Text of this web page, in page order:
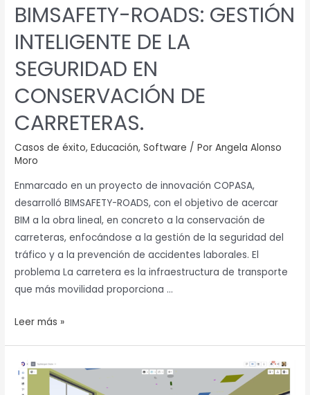
BIMSAFETY-ROADS: GESTIÓN
INTELIGENTE DE LA
SEGURIDAD EN
CONSERVACIÓN DE
CARRETERAS.
Casos de éxito,Educación,Software / PorAngela Alonso
Moro
Enmarcado en un proyecto de innovación COPASA,
desarrolló BIMSAFETY-ROADS, con el objetivo de acercar
BIM a la obra lineal, en concreto a la conservación de
carreteras, enfocándose a la gestión de la seguridad del
tráfico y a la prevención de accidentes laborales. El
problema La carretera es la infraestructura de transporte
que más movilidad proporciona …
BIMSAFETY-
GESTIÓN
INTELIGENTE
DE
LA
SEGURIDAD
EN
CONSERVACIÓN
DE
CARRETERAS.
Leer más »
AFRY
integró